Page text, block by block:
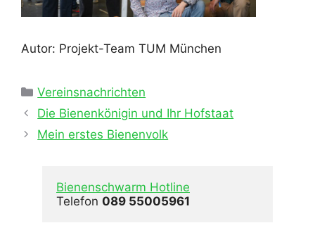
Autor: Projekt-Team TUM München
Kategorien
Vereinsnachrichten
Die Bienenkönigin und Ihr Hofstaat
Mein erstes Bienenvolk
Bienenschwarm Hotline
Telefon 089 55005961